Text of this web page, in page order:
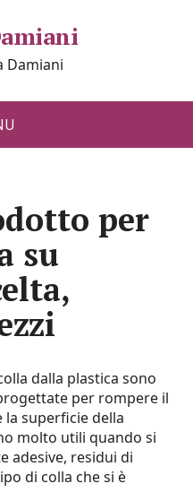
Damiani
per
su
dalla plastica sono
per rompere il
la superficie della
molto utili quando si
adesive, residui di
di colla che si è